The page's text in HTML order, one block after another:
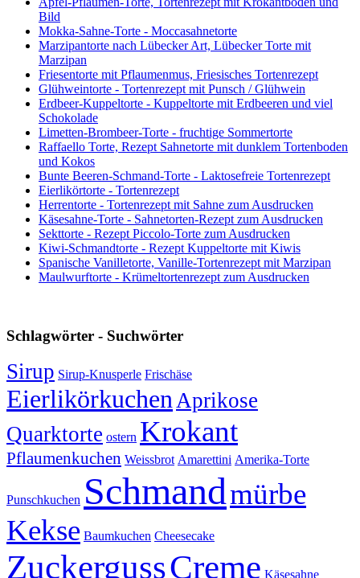
Bild
Mokka-Sahne-Torte - Moccasahnetorte
Marzipantorte nach Lübecker Art, Lübecker Torte mit
Marzipan
Friesentorte mit Pflaumenmus, Friesisches Tortenrezept
Glühweintorte - Tortenrezept mit Punsch / Glühwein
Erdbeer-Kuppeltorte - Kuppeltorte mit Erdbeeren und viel
Schokolade
Limetten-Brombeer-Torte - fruchtige Sommertorte
Raffaello Torte, Rezept Sahnetorte mit dunklem Tortenboden
und Kokos
Bunte Beeren-Schmand-Torte - Laktosefreie Tortenrezept
Eierlikörtorte - Tortenrezept
Herrentorte - Tortenrezept mit Sahne zum Ausdrucken
Käsesahne-Torte - Sahnetorten-Rezept zum Ausdrucken
Sekttorte - Rezept Piccolo-Torte zum Ausdrucken
Kiwi-Schmandtorte - Rezept Kuppeltorte mit Kiwis
Spanische Vanilletorte, Vanille-Tortenrezept mit Marzipan
Maulwurftorte - Krümeltortenrezept zum Ausdrucken
Schlagwörter - Suchwörter
Sirup Sirup-Knusperle Frischäse
EierlikörkuchenAprikose
Quarktorte ostern Krokant
Pflaumenkuchen Weissbrot Amarettini Amerika-Torte
Punschkuchen Schmandmürbe
Kekse Baumkuchen Cheesecake
ZuckergussCreme Käsesahne